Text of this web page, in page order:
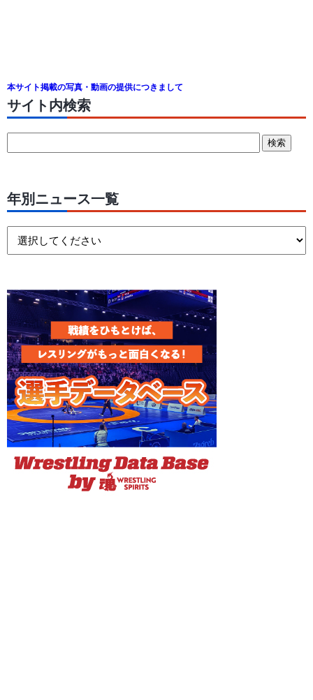
本サイト掲載の写真・動画の提供につきまして
サイト内検索
年別ニュース一覧